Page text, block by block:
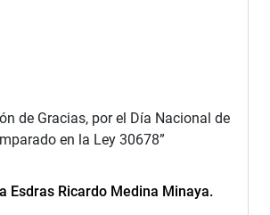
de Gracias, por el Día Nacional de
en la Ley 30678”
Esdras Ricardo Medina Minaya.